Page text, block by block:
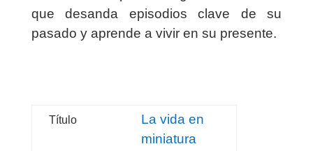
que desanda episodios clave de su
pasado y aprende a vivir en su presente.
Título
La vida en
miniatura